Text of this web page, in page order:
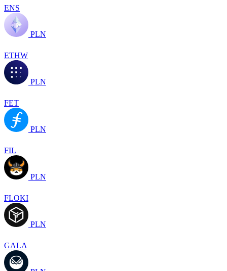
ENS
PLN
ETHW
PLN
FET
PLN
FIL
PLN
FLOKI
PLN
GALA